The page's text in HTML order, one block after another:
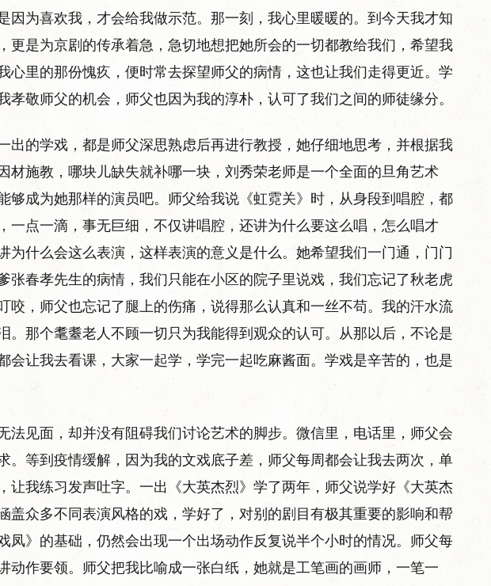
因为喜欢我，才会给我做示范。那一刻，我心里暖暖的。到今天我才知
更是为京剧的传承着急，急切地想把她所会的一切都教给我们，希望我
心里的那份愧疚，便时常去探望师父的病情，这也让我们走得更近。学
孝敬师父的机会，师父也因为我的淳朴，认可了我们之间的师徒缘分。
出的学戏，都是师父深思熟虑后再进行教授，她仔细地思考，并根据我
材施教，哪块儿缺失就补哪一块，刘秀荣老师是一个全面的旦角艺术
够成为她那样的演员吧。师父给我说《虹霓关》时，从身段到唱腔，都
一点一滴，事无巨细，不仅讲唱腔，还讲为什么要这么唱，怎么唱才
为什么会这么表演，这样表演的意义是什么。她希望我们一门通，门门
张春孝先生的病情，我们只能在小区的院子里说戏，我们忘记了秋老虎
咬，师父也忘记了腿上的伤痛，说得那么认真和一丝不苟。我的汗水流
。那个耄耋老人不顾一切只为我能得到观众的认可。从那以后，不论是
会让我去看课，大家一起学，学完一起吃麻酱面。学戏是辛苦的，也是
法见面，却并没有阻碍我们讨论艺术的脚步。微信里，电话里，师父会
。等到疫情缓解，因为我的文戏底子差，师父每周都会让我去两次，单
让我练习发声吐字。一出《大英杰烈》学了两年，师父说学好《大英杰
盖众多不同表演风格的戏，学好了，对别的剧目有极其重要的影响和帮
凤》的基础，仍然会出现一个出场动作反复说半个小时的情况。师父每
动作要领。师父把我比喻成一张白纸，她就是工笔画的画师，一笔一